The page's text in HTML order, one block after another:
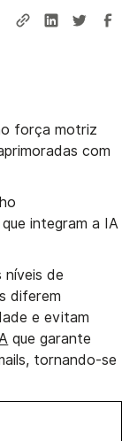
força motriz
com
integram a IA
níveis de
diferem
e evitam
que garante
tornando-se